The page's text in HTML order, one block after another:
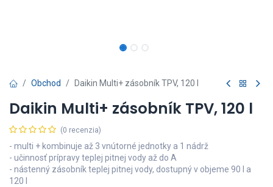
Obchod Daikin Multi+ zásobník TPV, 120 l
Daikin Multi+ zásobník TPV, 120 l
(0 recenzia)
- multi + kombinuje až 3 vnútorné jednotky a 1 nádrž
- učinnosť prípravy teplej pitnej vody až do A
- nástenný zásobník teplej pitnej vody, dostupný v objeme 90 l a
120 l